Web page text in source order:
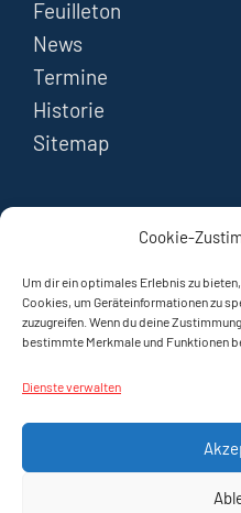
Cookie-
Um dir ein optimales Erlebnis zu
Cookies, um Geräteinformationen zu
zuzugreifen. Wenn du deine
bestimmte Merkmale und Funktionen
Dienste verwalten
Feuilleton
News
Termine
Historie
Sitemap
FOLGEN
Instagram
YouTube